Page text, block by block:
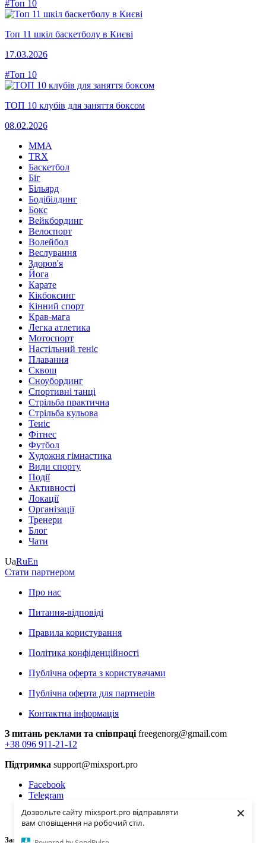
Дозвольте сайту mixsport.pro відправляти
вам сповіщення на робочий стіл.
×
#Топ 10
Топ 11 шкіл баскетболу в Києві
17.03.2026
#Топ 10
ТОП 10 клубів для заняття боксом
08.02.2026
MMA
TRX
Баскетбол
Біг
Більярд
Бодібілдинг
Бокс
Вейкбординг
Велоспорт
Волейбол
Веслування
Здоров'я
Йога
Карате
Кікбоксинг
Кінний спорт
Крав-мага
Легка атлетика
Мотоспорт
Настільний теніс
Плавання
Сквош
Сноубординг
Спортивні танці
Стрільба практична
Стрільба кульова
Теніс
Фітнес
Футбол
Художня гімнастика
Види спорту
Події
Активності
Локації
Організації
Тренери
Блог
Чати
UaRuEn
Стати партнером
Про нас
Питання-відповіді
Правила користування
Політика конфіденційності
Публічна оферта з користувачами
Публічна оферта для партнерів
Контактна інформація
З питань реклами та співпраці freegenorg@gmail.com
+38 096 911-21-12
Підтримка support@mixsport.pro
Facebook
Telegram
Youtube
Завантаження...